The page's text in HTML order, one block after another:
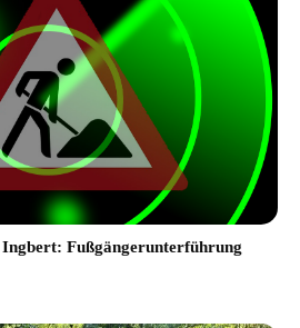
Fußgängerunterführung